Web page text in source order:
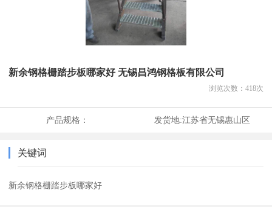
新余钢格栅踏步板哪家好 无锡昌鸿钢格板有限公司
浏览次数： 418次
产品规格： 发货地:江苏省无锡惠山区
关键词
新余钢格栅踏步板哪家好